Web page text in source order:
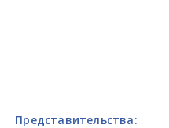
Представительства: